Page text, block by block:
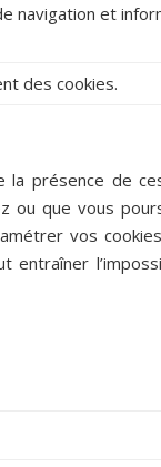
navigation et
des cookies.
la présence de
ou que vous
vos
entraîner